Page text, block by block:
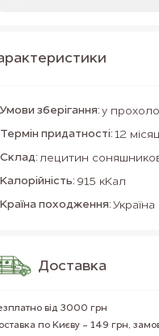
Умови зберігання: у
Термін придатності: 12
Склад: лецитин
Калорійність: 915 кКал
Країна походження: Україна
Доставка
від 3000 грн
по Києву - 149 грн,